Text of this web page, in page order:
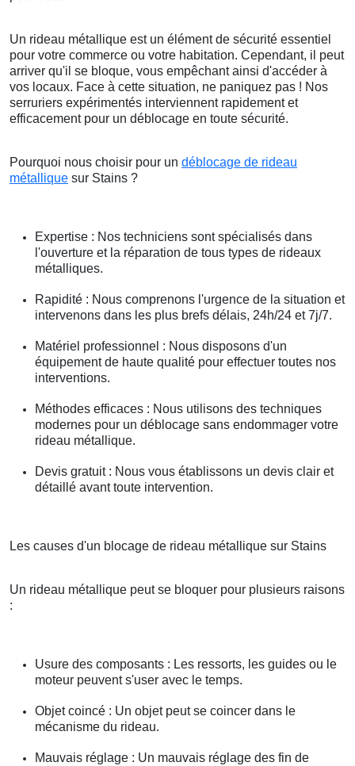
Un rideau métallique est un élément de sécurité essentiel
pour votre commerce ou votre habitation. Cependant, il peut
arriver qu'il se bloque, vous empêchant ainsi d'accéder à
vos locaux. Face à cette situation, ne paniquez pas ! Nos
serruriers expérimentés interviennent rapidement et
efficacement pour un déblocage en toute sécurité.
Pourquoi nous choisir pour un déblocage de rideau
métallique sur Stains ?
Expertise : Nos techniciens sont spécialisés dans
l'ouverture et la réparation de tous types de rideaux
métalliques.
Rapidité : Nous comprenons l'urgence de la situation et
intervenons dans les plus brefs délais, 24h/24 et 7j/7.
Matériel professionnel : Nous disposons d'un
équipement de haute qualité pour effectuer toutes nos
interventions.
Méthodes efficaces : Nous utilisons des techniques
modernes pour un déblocage sans endommager votre
rideau métallique.
Devis gratuit : Nous vous établissons un devis clair et
détaillé avant toute intervention.
Les causes d'un blocage de rideau métallique sur Stains
Un rideau métallique peut se bloquer pour plusieurs raisons
:
Usure des composants : Les ressorts, les guides ou le
moteur peuvent s'user avec le temps.
Objet coincé : Un objet peut se coincer dans le
mécanisme du rideau.
Mauvais réglage : Un mauvais réglage des fin de